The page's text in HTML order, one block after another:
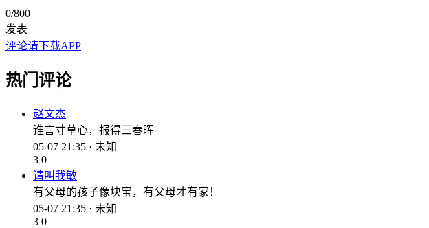
0/800
发表
评论请下载APP
热门评论
赵文杰
谁言寸草心，报得三春晖
05-07 21:35 · 未知
3 0
请叫我敏
有父母的孩子像块宝，有父母才有家！
05-07 21:35 · 未知
3 0